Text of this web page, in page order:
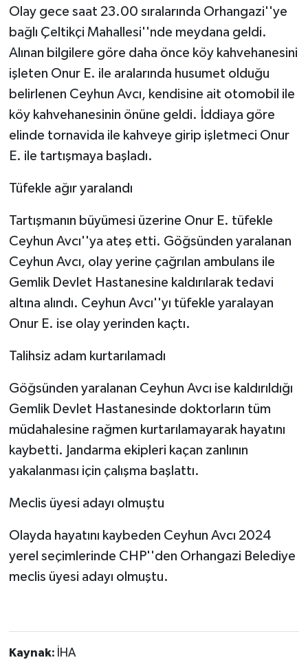
Olay gece saat 23.00 sıralarında Orhangazi''ye
bağlı Çeltikçi Mahallesi''nde meydana geldi.
Alınan bilgilere göre daha önce köy kahvehanesini
işleten Onur E. ile aralarında husumet olduğu
belirlenen Ceyhun Avcı, kendisine ait otomobil ile
köy kahvehanesinin önüne geldi. İddiaya göre
elinde tornavida ile kahveye girip işletmeci Onur
E. ile tartışmaya başladı.
Tüfekle ağır yaralandı
Tartışmanın büyümesi üzerine Onur E. tüfekle
Ceyhun Avcı''ya ateş etti. Göğsünden yaralanan
Ceyhun Avcı, olay yerine çağrılan ambulans ile
Gemlik Devlet Hastanesine kaldırılarak tedavi
altına alındı. Ceyhun Avcı''yı tüfekle yaralayan
Onur E. ise olay yerinden kaçtı.
Talihsiz adam kurtarılamadı
Göğsünden yaralanan Ceyhun Avcı ise kaldırıldığı
Gemlik Devlet Hastanesinde doktorların tüm
müdahalesine rağmen kurtarılamayarak hayatını
kaybetti. Jandarma ekipleri kaçan zanlının
yakalanması için çalışma başlattı.
Meclis üyesi adayı olmuştu
Olayda hayatını kaybeden Ceyhun Avcı 2024
yerel seçimlerinde CHP''den Orhangazi Belediye
meclis üyesi adayı olmuştu.
Kaynak: İHA